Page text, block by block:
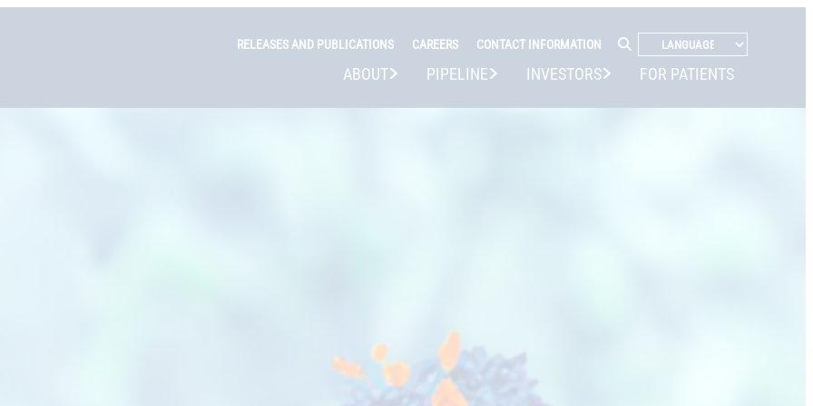
RELEASES AND PUBLICATIONS CAREERS CONTACT INFORMATION
ABOUT PIPELINE INVESTORS FOR PATIENTS